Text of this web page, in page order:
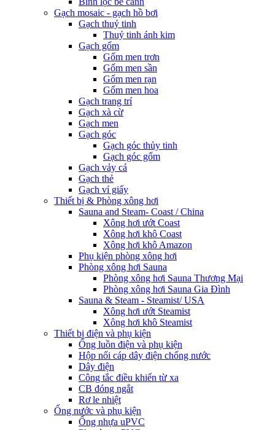
Gạch mosaic - gạch hồ bơi
Gạch thuỷ tinh
Thuỷ tinh ánh kim
Gạch gốm
Gốm men trơn
Gốm men sần
Gốm men rạn
Gốm men hoa
Gạch trang trí
Gạch xà cừ
Gạch men
Gạch góc
Gạch góc thủy tinh
Gạch góc gốm
Gạch vảy cá
Gạch thẻ
Gạch vỉ giấy
Thiết bị & Phòng xông hơi
Sauna and Steam- Coast / China
Xông hơi ướt Coast
Xông hơi khô Coast
Xông hơi khô Amazon
Phụ kiện phòng xông hơi
Phòng xông hơi Sauna
Phòng xông hơi Sauna Thương Mại
Phòng xông hơi Sauna Gia Đình
Sauna & Steam - Steamist/ USA
Xông hơi ướt Steamist
Xông hơi khô Steamist
Thiết bị điện và phụ kiện
Ống luồn điện và phụ kiện
Hộp nối cáp dây điện chống nước
Dây điện
Công tắc điều khiển từ xa
CB đóng ngắt
Rơ le nhiệt
Ống nước và phụ kiện
Ống nhựa uPVC